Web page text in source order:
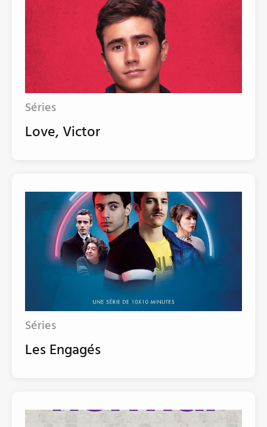
Séries
Love, Victor
Séries
Les Engagés